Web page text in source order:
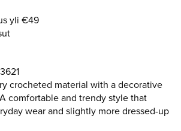
yli €49
crocheted material with a decorative
comfortable and trendy style that
wear and slightly more dressed-up